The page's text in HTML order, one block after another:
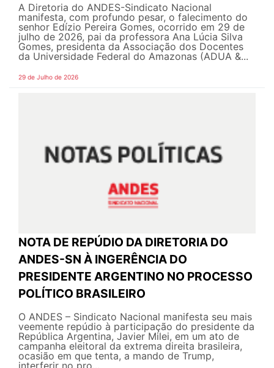
A Diretoria do ANDES-Sindicato Nacional
manifesta, com profundo pesar, o falecimento do
senhor Edízio Pereira Gomes, ocorrido em 29 de
julho de 2026, pai da professora Ana Lúcia Silva
Gomes, presidenta da Associação dos Docentes
da Universidade Federal do Amazonas (ADUA &...
29 de Julho de 2026
NOTA DE REPÚDIO DA DIRETORIA DO
ANDES-SN À INGERÊNCIA DO
PRESIDENTE ARGENTINO NO PROCESSO
POLÍTICO BRASILEIRO
O ANDES – Sindicato Nacional manifesta seu mais
veemente repúdio à participação do presidente da
República Argentina, Javier Milei, em um ato de
campanha eleitoral da extrema direita brasileira,
ocasião em que tenta, a mando de Trump,